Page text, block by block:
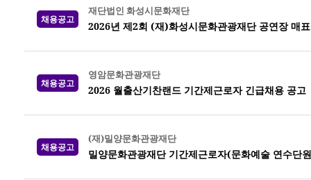
채용공고
재단법인 화성시문화재단
2026년 제2회 (재)화성시문화관광재단 공연장 매
채용공고
영암문화관광재단
2026 월출산기찬랜드 기간제근로자 긴급채용 공고
채용공고
(재)밀양문화관광재단
밀양문화관광재단 기간제근로자(문화예술 연수단